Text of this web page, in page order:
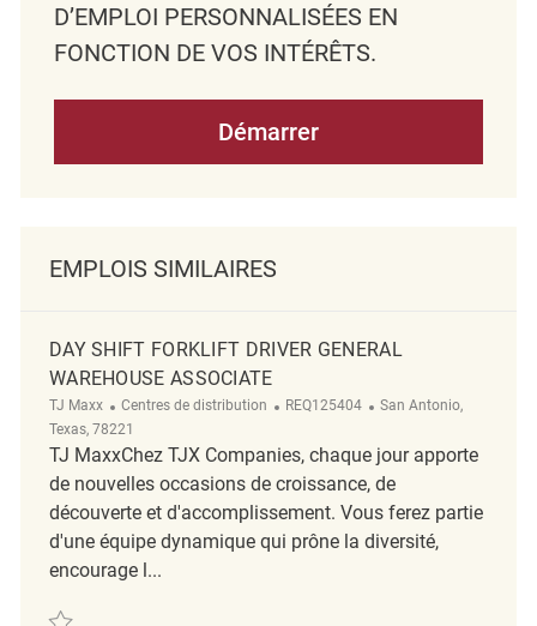
D’EMPLOI PERSONNALISÉES EN
FONCTION DE VOS INTÉRÊTS.
Démarrer
EMPLOIS SIMILAIRES
DAY SHIFT FORKLIFT DRIVER GENERAL
WAREHOUSE ASSOCIATE
TJ Maxx Catégorie
Centres de distribution ReqId
REQ125404 Emplacement
San Antonio,
Texas, 78221
TJ MaxxChez TJX Companies, chaque jour apporte
de nouvelles occasions de croissance, de
découverte et d'accomplissement. Vous ferez partie
d'une équipe dynamique qui prône la diversité,
encourage l...
Sauvegarder Day Shift Forklift Driver General Warehouse Associate